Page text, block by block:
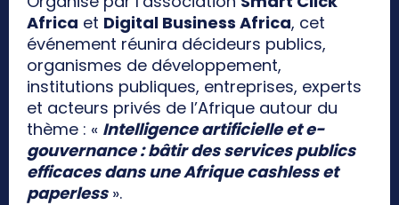
Africa et Digital Business Africa, cet
événement réunira décideurs publics,
organismes de développement,
institutions publiques, entreprises, experts
et acteurs privés de l’Afrique autour du
thème : « Intelligence artificielle et e-
gouvernance : bâtir des services publics
efficaces dans une Afrique cashless et
paperless».